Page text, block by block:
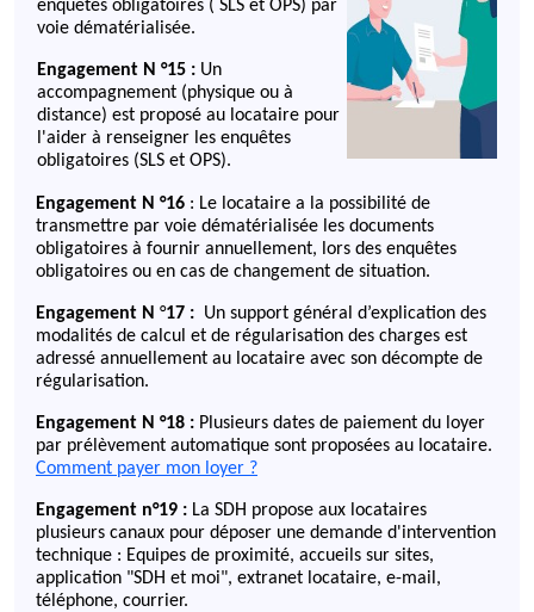
enquêtes obligatoires ( SLS et OPS) par
voie dématérialisée.
Engagement N °15 : Un
accompagnement (physique ou à
distance) est proposé au locataire pour
l'aider à renseigner les enquêtes
obligatoires (SLS et OPS).
Engagement N °16 : Le locataire a la possibilité de
transmettre par voie dématérialisée les documents
obligatoires à fournir annuellement, lors des enquêtes
obligatoires ou en cas de changement de situation.
Engagement N °17 : Un support général d’explication des
modalités de calcul et de régularisation des charges est
adressé annuellement au locataire avec son décompte de
régularisation.
Engagement N °18 : Plusieurs dates de paiement du loyer
par prélèvement automatique sont proposées au locataire.
Comment payer mon loyer ?
Engagement n°19 : La SDH propose aux locataires
plusieurs canaux pour déposer une demande d'intervention
technique : Equipes de proximité, accueils sur sites,
application "SDH et moi", extranet locataire, e-mail,
téléphone, courrier.